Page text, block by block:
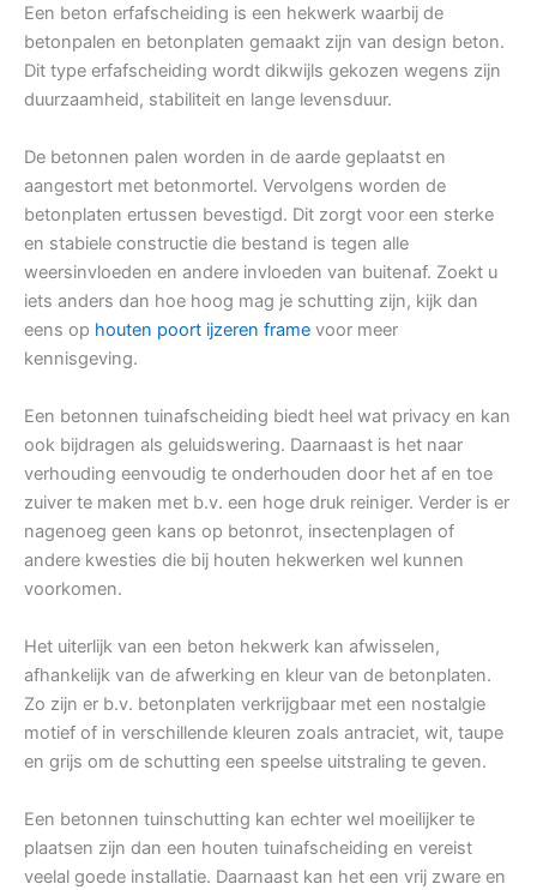
Een beton erfafscheiding is een hekwerk waarbij de
betonpalen en betonplaten gemaakt zijn van design beton.
Dit type erfafscheiding wordt dikwijls gekozen wegens zijn
duurzaamheid, stabiliteit en lange levensduur.
De betonnen palen worden in de aarde geplaatst en
aangestort met betonmortel. Vervolgens worden de
betonplaten ertussen bevestigd. Dit zorgt voor een sterke
en stabiele constructie die bestand is tegen alle
weersinvloeden en andere invloeden van buitenaf. Zoekt u
iets anders dan hoe hoog mag je schutting zijn, kijk dan
eens op houten poort ijzeren frame voor meer
kennisgeving.
Een betonnen tuinafscheiding biedt heel wat privacy en kan
ook bijdragen als geluidswering. Daarnaast is het naar
verhouding eenvoudig te onderhouden door het af en toe
zuiver te maken met b.v. een hoge druk reiniger. Verder is er
nagenoeg geen kans op betonrot, insectenplagen of
andere kwesties die bij houten hekwerken wel kunnen
voorkomen.
Het uiterlijk van een beton hekwerk kan afwisselen,
afhankelijk van de afwerking en kleur van de betonplaten.
Zo zijn er b.v. betonplaten verkrijgbaar met een nostalgie
motief of in verschillende kleuren zoals antraciet, wit, taupe
en grijs om de schutting een speelse uitstraling te geven.
Een betonnen tuinschutting kan echter wel moeilijker te
plaatsen zijn dan een houten tuinafscheiding en vereist
veelal goede installatie. Daarnaast kan het een vrij zware en